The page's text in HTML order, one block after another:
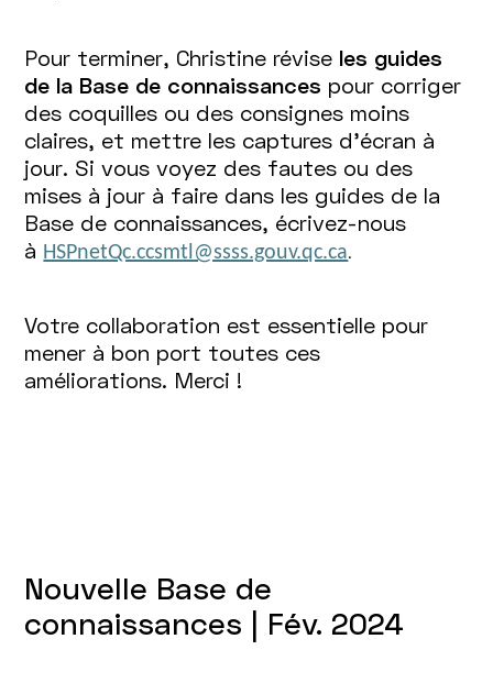
Pour terminer, Christine révise les guides
de la Base de connaissances pour corriger
des coquilles ou des consignes moins
claires, et mettre les captures d’écran à
jour. Si vous voyez des fautes ou des
mises à jour à faire dans les guides de la
Base de connaissances, écrivez-nous
à HSPnetQc.ccsmtl@ssss.gouv.qc.ca.
Votre collaboration est essentielle pour
mener à bon port toutes ces
améliorations. Merci !
Nouvelle Base de
connaissances | Fév. 2024